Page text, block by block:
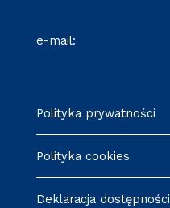
e-mail:
Polityka prywatności
Polityka cookies
Deklaracja dostępności